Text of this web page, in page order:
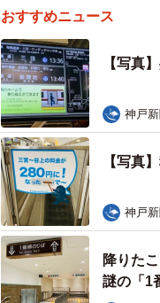
おすすめニュース
【写真
神戸
【写真
神戸
降りた
謎の「1